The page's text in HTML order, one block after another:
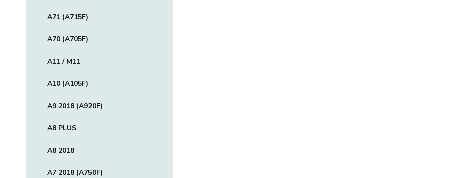
A71 (A715F)
A70 (A705F)
A11 / M11
A10 (A105F)
A9 2018 (A920F)
A8 PLUS
A8 2018
A7 2018 (A750F)